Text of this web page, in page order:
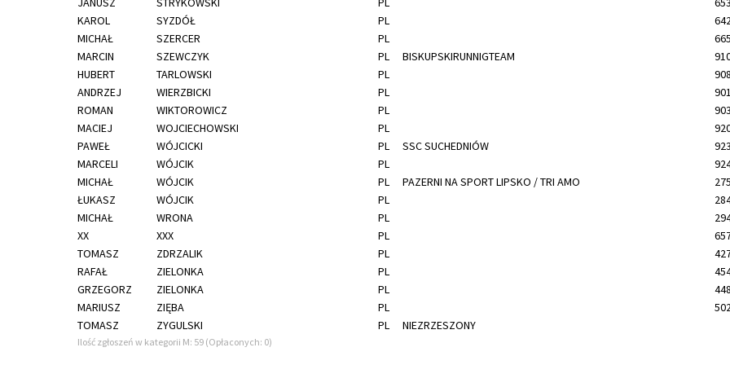
KAROL
SYZDÓŁ PL
MICHAŁ
SZERCER PL
665
MARCIN
SZEWCZYK PL BISKUPSKIRUNNIGTEAM
HUBERT
TARLOWSKI PL
908
ANDRZEJ
WIERZBICKI PL
901
ROMAN
WIKTOROWICZ PL
903
MACIEJ
WOJCIECHOWSKI PL
PAWEŁ
WÓJCICKI PL SSC SUCHEDNIÓW
923
MARCELI
WÓJCIK PL
MICHAŁ
WÓJCIK PL PAZERNI NA SPORT LIPSKO / TRI AMO
275
ŁUKASZ
WÓJCIK PL
MICHAŁ
WRONA PL
XX
XXX PL
TOMASZ
ZDRZALIK PL
RAFAŁ
ZIELONKA PL
GRZEGORZ
ZIELONKA PL
448
MARIUSZ
ZIĘBA PL
TOMASZ
ZYGULSKI PL NIEZRZESZONY
Ilość zgłoszeń w kategorii M: 59 (Opłaconych: 0)